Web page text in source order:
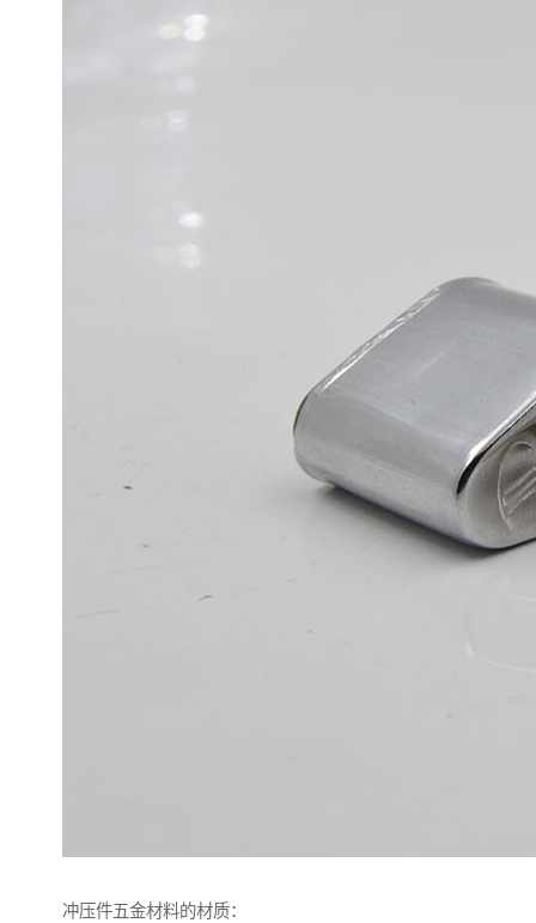
冲压件五金材料的材质：